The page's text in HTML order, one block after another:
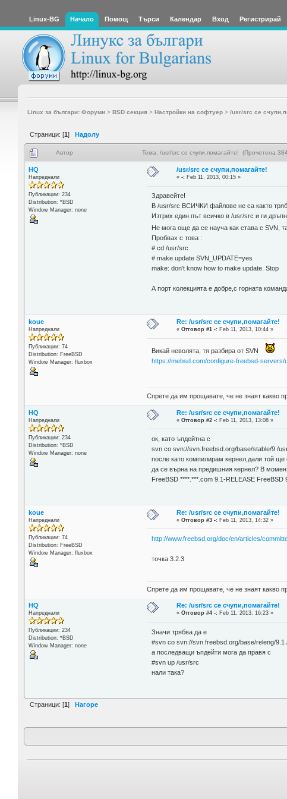
Linux-BG Начало Помощ Търси Календар Вход Регистрирай
Linux за българи: Форуми> BSD секция > Настройки на софтуер> /usr/src се
Страници: [1] Надолу
Автор Тема: /usr/src се счупи,помагайте! (Прочетена
HQ
Напреднали
Публикации: 234
Distribution: *BSD
Window Manager: none
/usr/src се счупи,помагайте!
«-: Feb 11, 2013, 00:15 »
Здравейте!
В /usr/src ВСИЧКИ файлове не са както
Изтрих един път всичко в /usr/src и ги
Не мога още да се науча как става с SVN,
Пробвах с това :
# cd /usr/src
# make update SVN_UPDATE=yes
make: don't know how to make update. Stop
А порт колекцията е добре,с горната
koue
Напреднали
Публикации: 74
Distribution: FreeBSD
Window Manager: fluxbox
Re: /usr/src се счупи,помагайте!
«Отговор #1 -: Feb 11, 2013, 10:44 »
Викай неволята, тя разбира от SVN
https://mebsd.com/configure-freebsd-
Спрете да им прощавате, че не знаят какво
HQ
Напреднали
Публикации: 234
Distribution: *BSD
Window Manager: none
Re: /usr/src се счупи,помагайте!
«Отговор #2 -: Feb 11, 2013, 13:08 »
ок, като ъпдейтна с
svn co svn://svn.freebsd.org/base/stable/9 /
после като компилирам кернел,дали той
да се върна на предишния кернел? В
FreeBSD ****.***.com 9.1-RELEASE
koue
Напреднали
Публикации: 74
Distribution: FreeBSD
Window Manager: fluxbox
Re: /usr/src се счупи,помагайте!
«Отговор #3 -: Feb 11, 2013, 14:32 »
http://www.freebsd.org/doc/en/articles/
точка 3.2.3
Спрете да им прощавате, че не знаят какво
HQ
Напреднали
Публикации: 234
Distribution: *BSD
Window Manager: none
Re: /usr/src се счупи,помагайте!
«Отговор #4 -: Feb 11, 2013, 16:23 »
Значи трябва да е
#svn co svn://svn.freebsd.org/base/releng/9.1
а последващи ъпдейти мога да правя с
#svn up /usr/src
нали така?
Страници: [1] Нагоре